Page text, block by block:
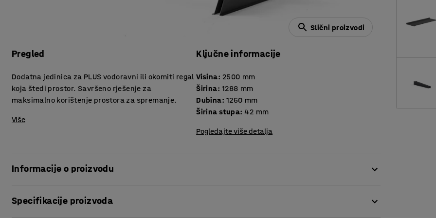
Slični proizvodi
Pregled
Dodatna jedinica za PLUS vodoravni ili okomiti regal
koja štedi prostor. Savršeno rješenje za
maksimalno korištenje prostora za spremanje.
Više
Ključne informacije
Visina: 2500 mm
Širina: 1288 mm
Dubina: 1250 mm
Širina stupa: 42 mm
Pogledajte više detalja
Informacije o proizvodu
Specifikacije proizvoda